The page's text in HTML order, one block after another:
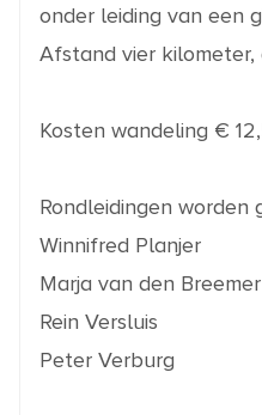
onder leiding van een
Afstand vier kilometer,
Kosten wandeling €
Rondleidingen worden
Winnifred Planjer
Marja van den Breemer
Rein Versluis
Peter Verburg